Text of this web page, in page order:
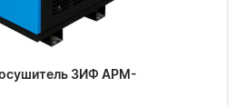
ЗИФ АРМ-